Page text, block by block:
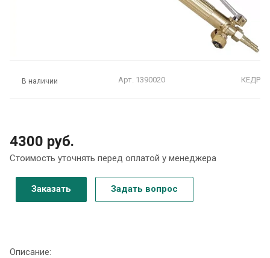
В наличии Арт. 1390020 КЕДР
4300 руб.
Стоимость уточнять перед оплатой у менеджера
Заказать Задать вопрос
Описание: